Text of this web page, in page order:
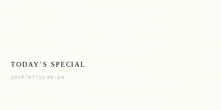
TODAY’S SPECIAL
2019/07/13 00:00